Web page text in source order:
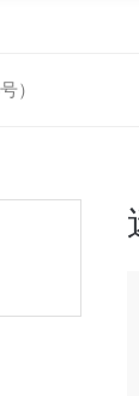
）